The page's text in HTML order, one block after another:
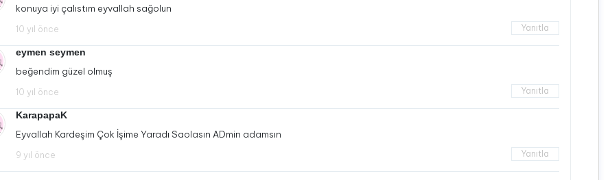
konuya iyi çalıstım eyvallah sağolun
10 yıl önce Yanıtla
eymen seymen
beğendim güzel olmuş
10 yıl önce Yanıtla
KarapapaK
Eyvallah Kardeşim Çok İşime Yaradı Saolasın ADmin adamsın
9 yıl önce Yanıtla